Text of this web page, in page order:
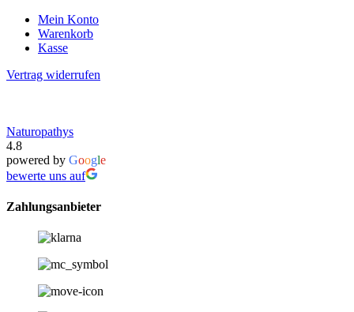
Mein Konto
Warenkorb
Kasse
Vertrag widerrufen
Naturopathys
4.8
powered by Google
bewerte uns auf
Zahlungsanbieter